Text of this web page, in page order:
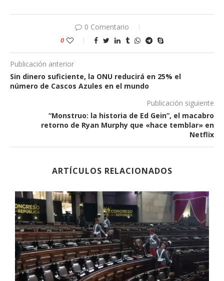
0 Comentario
0
Publicación anterior
Sin dinero suficiente, la ONU reducirá en 25% el
número de Cascos Azules en el mundo
Publicación siguiente
“Monstruo: la historia de Ed Gein”, el macabro
retorno de Ryan Murphy que «hace temblar» en
Netflix
ARTÍCULOS RELACIONADOS